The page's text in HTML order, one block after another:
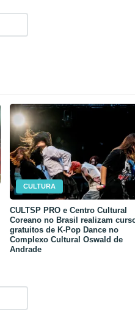
CULTURA
CULTSP PRO e Centro Cultural
Coreano no Brasil realizam
gratuitos de K-Pop Dance no
Complexo Cultural Oswald de
Andrade